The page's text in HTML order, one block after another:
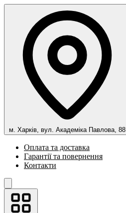
м. Харків, вул. Академіка Павлова, 88
Оплата та доставка
Гарантії та повернення
Контакти